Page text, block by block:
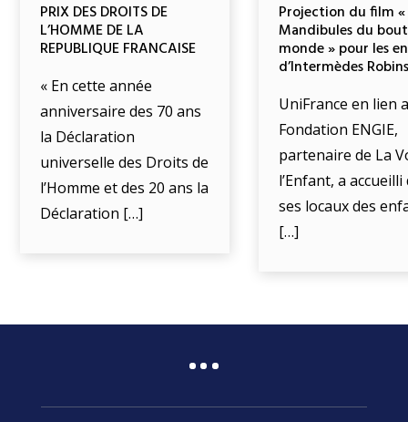
PRIX DES DROITS DE
L’HOMME DE LA
REPUBLIQUE FRANCAISE
« En cette année
anniversaire des 70 ans
la Déclaration
universelle des Droits de
l’Homme et des 20 ans la
Déclaration […]
Projection du film «
Mandibules du
monde » pour les
d’Intermèdes
UniFrance en lien
Fondation ENGIE,
partenaire de La
l’Enfant, a accueilli
ses locaux des
[…]